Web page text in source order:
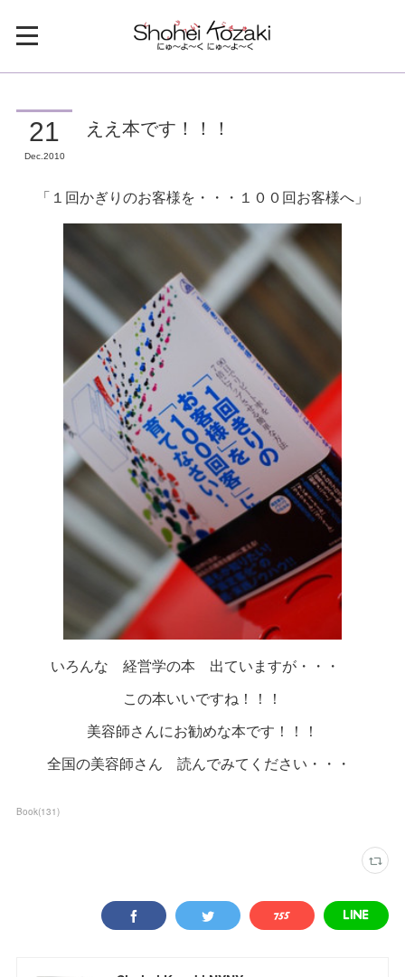
21
Dec 2010
ええ本です！！！
「１回かぎりのお客様を・・・１００回お客様へ」
いろんな 経営学の本 出ていますが・・・
この本いいですね！！！
美容師さんにお勧めな本です！！！
全国の美容師さん 読んでみてください・・・
Book(131)